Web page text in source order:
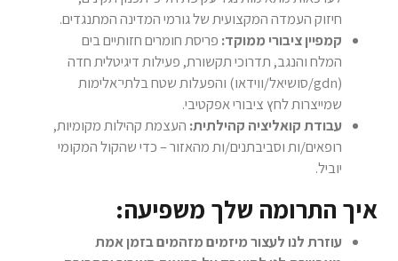
חיזוק העמדה המקצועית של גורמי המדינה המתנגדים.
קמפיין ציבורי ממוקד: פריסת חומרים חזותיים בים
המלח והנגב, תדרוכי תקשורת, פעילות דיגיטלית חדה
(gdn/סושיאל/ווידאו) והפעלות שטח בלתי־אלימות
שמייצרות לחץ ציבורי אפקטיבי.
עבודת קואליציה קהילתית: העצמת קהילות מקומיות,
רופאים/ות וסביבתנים/ות מהאזור – כדי שהקול המקומי
יוביל.
איך התרומה שלך משפיעה:
עוזרת לנו לעצור מיזמים מזהמים בזמן אמת